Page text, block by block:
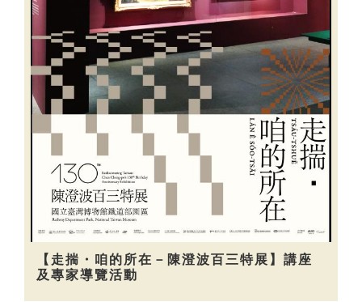
【走揣・咱的所在－陳澄波百三特展】講座
及專家導覽活動